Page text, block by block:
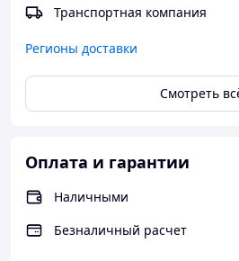
настоящее время могут не
Транспортная компания
Регионы доставки
Смотреть
Оплата и гарантии
Наличными
Безналичный расчет